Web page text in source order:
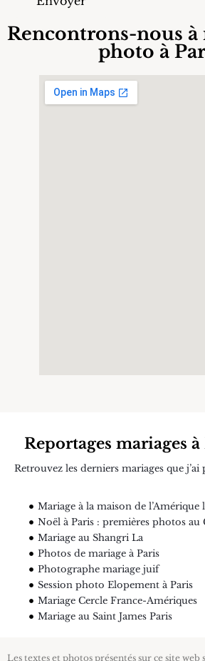
Rencontrons-nous
photo à
Reportages mariages à
Retrouvez les derniers mariages que
Mariage à la maison de l’Amérique
Noël à Paris : premières photos
Mariage au Shangri La
Photos de mariage à Paris
Photographe mariage juif
Session photo Elopement à Paris
Mariage Cercle France-Amériques
Mariage au Saint James Paris
Les textes et photos présentés sur ce site